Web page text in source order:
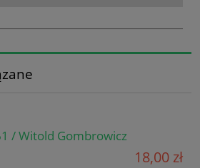
/ Witold Gombrowicz
18,00 zł